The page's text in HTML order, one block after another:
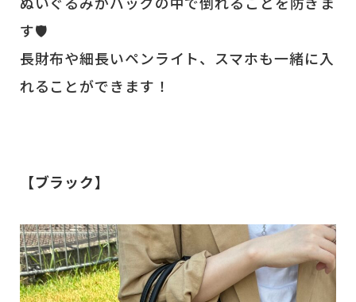
す🛡️
長財布や細長いペンライト、スマホも一緒に入
れることができます！
【ブラック】